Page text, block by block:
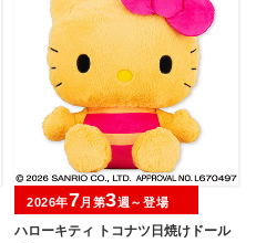
ハローキティ トコナツ日焼けドール
2026年7月第3週～登場